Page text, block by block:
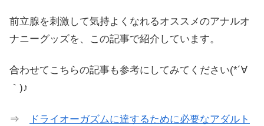
前立腺を刺激して気持よくなれるオススメのアナルオ
ナニーグッズを、この記事で紹介しています。
合わせてこちらの記事も参考にしてみてください(*´∀
｀)♪
⇒
ドライオーガズムに達するために必要なアダルト